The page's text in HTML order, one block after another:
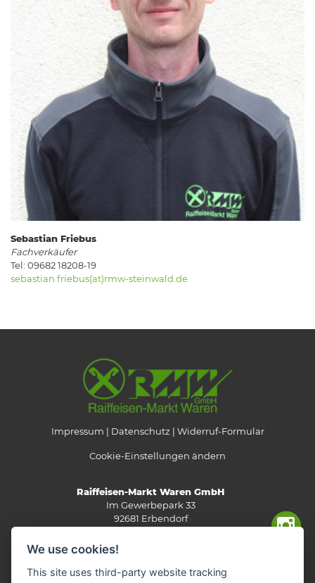
Sebastian Friebus
Fachverkäufer
Tel: 09682 18208-19
sebastian.friebus(at)rmw-steinwald.de
Impressum Datenschutz Widerruf-Formular
Cookie-Einstellungen ändern
Raiffeisen-Markt Waren GmbH
Im Gewerbepark 33
92681 Erbendorf
Telefon: 0 96 82/92 05-0
Fax: 0 96 82/92 05-13
E-Mail:info(at)rmw-steinwald.de
We use cookies!
This site uses third-party website tracking